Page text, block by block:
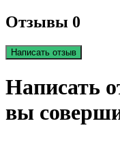
Отзывы 0
Написать отзыв
Написать
вы